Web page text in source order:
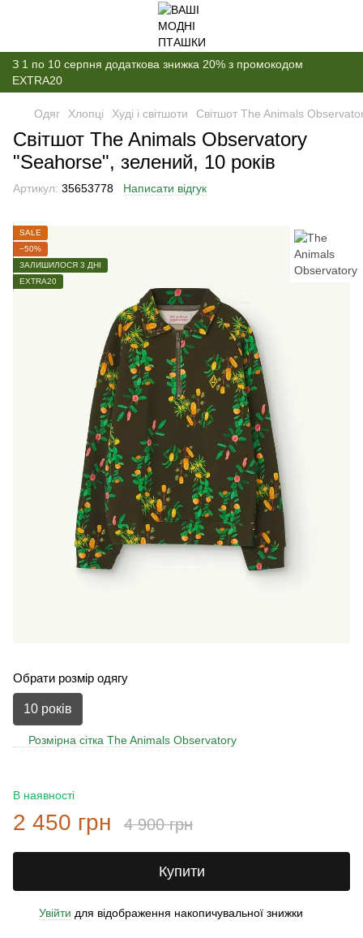
З 1 по 10 серпня додаткова знижка 20% з промокодом
EXTRA20
Одяг Хлопці Худі і світшоти Світшот The Animals
Світшот The Animals Observatory
"Seahorse", зелений, 10 років
Артикул: 35653778 Написати відгук
SALE
−50%
ЗАЛИШИЛОСЯ 3 ДНІ
EXTRA20
Обрати розмір одягу
10 років
Розмірна сітка The Animals Observatory
В наявності
2 450 грн 4 900 грн
Купити
Увійти для відображення накопичувальної знижки